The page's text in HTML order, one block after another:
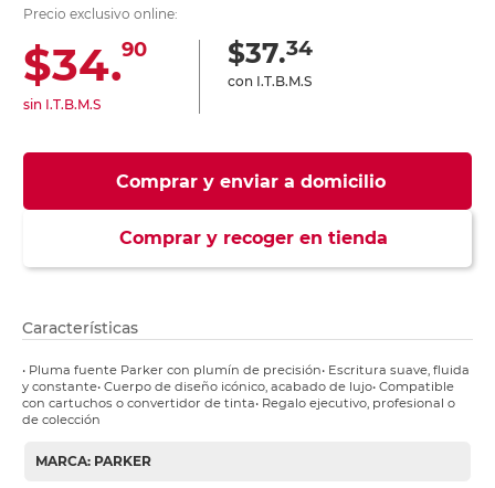
Precio exclusivo online:
$34.90
sin I.T.B.M.S
$37.34
con I.T.B.M.S
Comprar y enviar a domicilio
Comprar y recoger en tienda
Características
• Pluma fuente Parker con plumín de precisión• Escritura suave, fluida
y constante• Cuerpo de diseño icónico, acabado de lujo• Compatible
con cartuchos o convertidor de tinta• Regalo ejecutivo, profesional o
de colección
MARCA: PARKER